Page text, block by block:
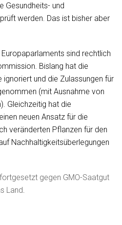
Gesundheits- und
werden. Das ist bisher aber
Europaparlaments sind rechtlich
Bislang hat die
und die Zulassungen für
(mit Ausnahme von
Gleichzeitig hat die
neuen Ansatz für die
veränderten Pflanzen für den
Nachhaltigkeitsüberlegungen
gegen GMO-Saatgut
Land